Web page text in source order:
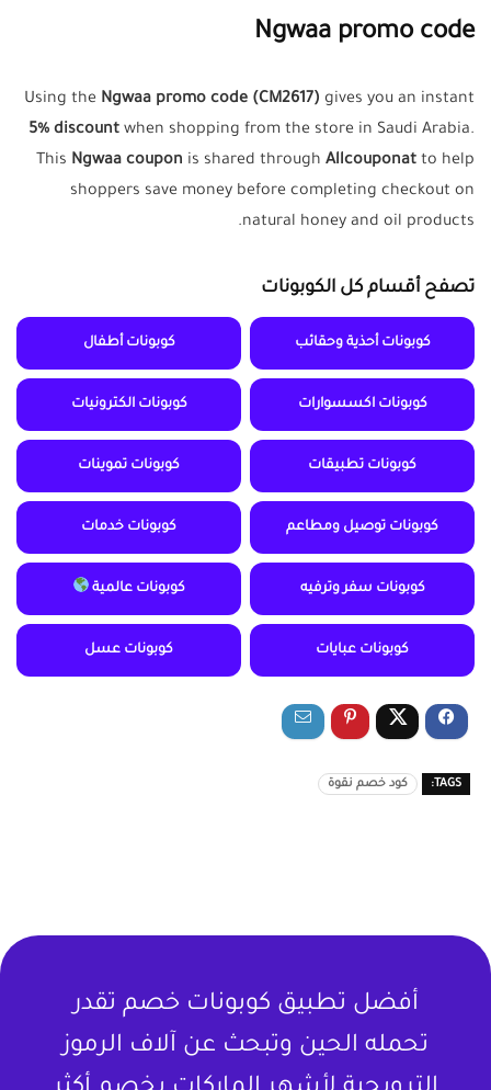
Ngwaa promo code
Using the Ngwaa promo code (CM2617) gives you an instant
5% discount when shopping from the store in Saudi Arabia.
This Ngwaa coupon is shared through Allcouponat to help
shoppers save money before completing checkout on
natural honey and oil products.
تصفح أقسام كل الكوبونات
كوبونات أحذية وحقائب كوبونات أطفال
كوبونات اكسسوارات كوبونات الكترونيات
كوبونات تطبيقات كوبونات تموينات
كوبونات توصيل ومطاعم كوبونات خدمات
كوبونات سفر وترفيه كوبونات عالمية
كوبونات عبايات كوبونات عسل
TAGS: كود خصم نقوة
أفضل تطبيق كوبونات خصم تقدر
تحمله الحين وتبحث عن آلاف الرموز